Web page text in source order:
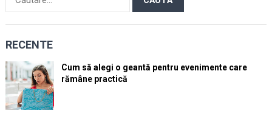
după:
RECENTE
Cum să alegi o geantă pentru evenimente care
rămâne practică